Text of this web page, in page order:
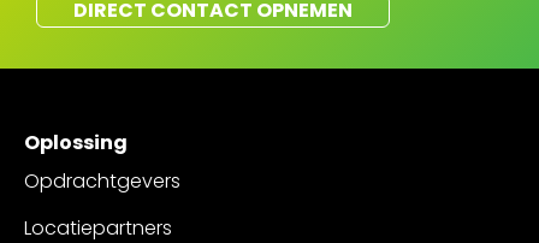
DIRECT CONTACT OPNEMEN
Oplossing
Opdrachtgevers
Locatiepartners